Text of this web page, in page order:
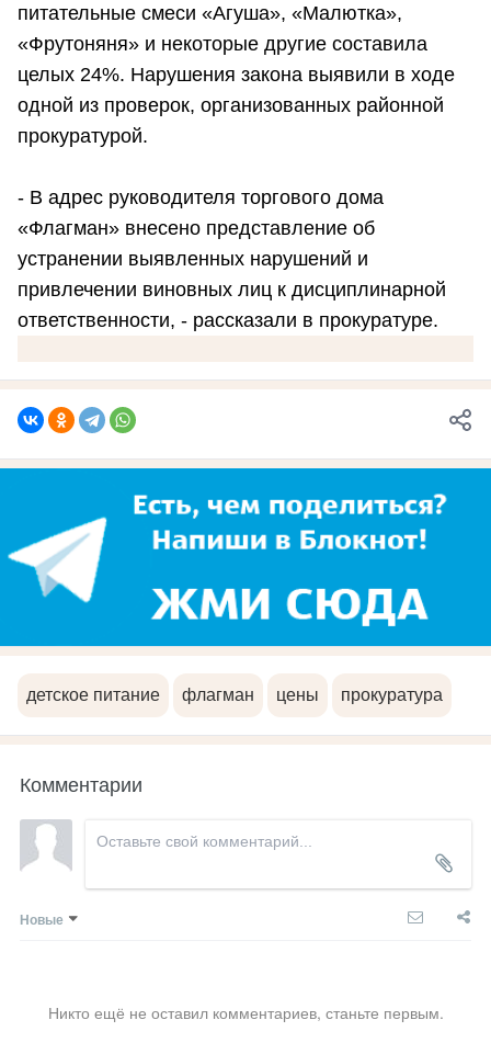
питательные смеси «Агуша», «Малютка»,
«Фрутоняня» и некоторые другие составила
целых 24%. Нарушения закона выявили в ходе
одной из проверок, организованных районной
прокуратурой.
- В адрес руководителя торгового дома
«Флагман» внесено представление об
устранении выявленных нарушений и
привлечении виновных лиц к дисциплинарной
ответственности, - рассказали в прокуратуре.
детское питание флагман цены прокуратура
Комментарии
Новые
Никто ещё не оставил комментариев, станьте первым.